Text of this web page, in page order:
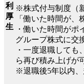
利
厚
生
※株式付与制度（
「働いた時間が、
・働いた時間が
グループ株式に交
・一度退職して
ら再び積み上げが
※退職後5年以内、